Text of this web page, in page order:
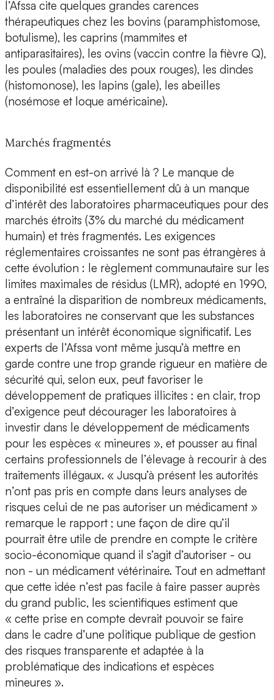
l’Afssa cite quelques grandes carences
thérapeutiques chez les bovins (paramphistomose,
botulisme), les caprins (mammites et
antiparasitaires), les ovins (vaccin contre la fièvre Q),
les poules (maladies des poux rouges), les dindes
(histomonose), les lapins (gale), les abeilles
(nosémose et loque américaine).
Marchés fragmentés
Comment en est-on arrivé là ? Le manque de
disponibilité est essentiellement dû à un manque
d’intérêt des laboratoires pharmaceutiques pour des
marchés étroits (3% du marché du médicament
humain) et très fragmentés. Les exigences
réglementaires croissantes ne sont pas étrangères à
cette évolution : le règlement communautaire sur les
limites maximales de résidus (LMR), adopté en 1990,
a entraîné la disparition de nombreux médicaments,
les laboratoires ne conservant que les substances
présentant un intérêt économique significatif. Les
experts de l’Afssa vont même jusqu’à mettre en
garde contre une trop grande rigueur en matière de
sécurité qui, selon eux, peut favoriser le
développement de pratiques illicites : en clair, trop
d’exigence peut décourager les laboratoires à
investir dans le développement de médicaments
pour les espèces « mineures », et pousser au final
certains professionnels de l’élevage à recourir à des
traitements illégaux. « Jusqu’à présent les autorités
n’ont pas pris en compte dans leurs analyses de
risques celui de ne pas autoriser un médicament »
remarque le rapport ; une façon de dire qu’il
pourrait être utile de prendre en compte le critère
socio-économique quand il s’agit d’autoriser - ou
non - un médicament vétérinaire. Tout en admettant
que cette idée n’est pas facile à faire passer auprès
du grand public, les scientifiques estiment que
« cette prise en compte devrait pouvoir se faire
dans le cadre d’une politique publique de gestion
des risques transparente et adaptée à la
problématique des indications et espèces
mineures ».